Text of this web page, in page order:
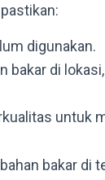
digunakan.
bakar di
untuk
bakar di